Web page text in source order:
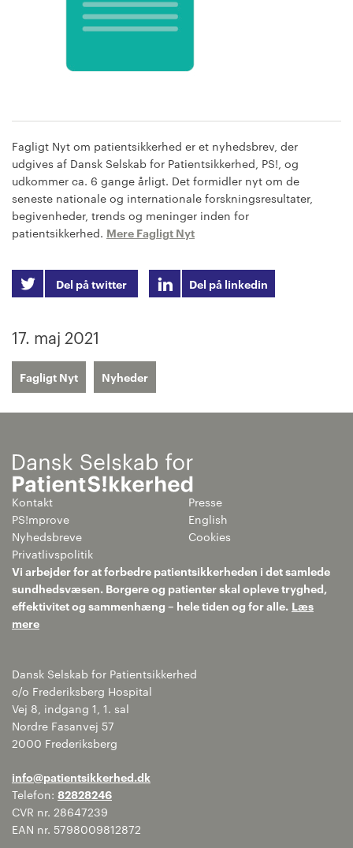
Fagligt Nyt om patientsikkerhed er et nyhedsbrev, der
udgives af Dansk Selskab for Patientsikkerhed, PS!, og
udkommer ca. 6 gange årligt. Det formidler nyt om de
seneste nationale og internationale forskningsresultater,
begivenheder, trends og meninger inden for
patientsikkerhed. Mere Fagligt Nyt
Del på twitter Del på linkedin
17. maj 2021
Fagligt Nyt Nyheder
Kontakt
Presse
PS!mprove
English
Nyhedsbreve
Cookies
Privatlivspolitik
Vi arbejder for at forbedre patientsikkerheden i det samlede
sundhedsvæsen. Borgere og patienter skal opleve tryghed,
effektivitet og sammenhæng – hele tiden og for alle. Læs
mere
Dansk Selskab for Patientsikkerhed
c/o Frederiksberg Hospital
Vej 8, indgang 1, 1. sal
Nordre Fasanvej 57
2000 Frederiksberg
info@patientsikkerhed.dk
Telefon: 82828246
CVR nr. 28647239
EAN nr. 5798009812872